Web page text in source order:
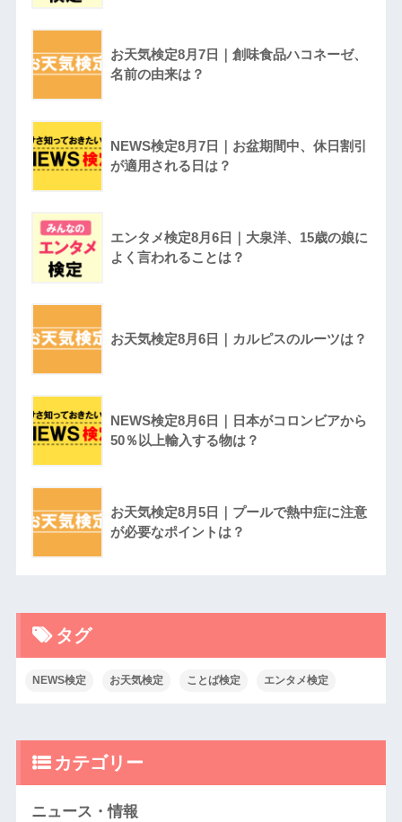
お天気検定8月7日｜創味食品ハコネーゼ、
名前の由来は？
NEWS検定8月7日｜お盆期間中、休日割引
が適用される日は？
エンタメ検定8月6日｜大泉洋、15歳の娘に
よく言われることは？
お天気検定8月6日｜カルピスのルーツは？
NEWS検定8月6日｜日本がコロンビアから
50％以上輸入する物は？
お天気検定8月5日｜プールで熱中症に注意
が必要なポイントは？
タグ
NEWS検定 お天気検定 ことば検定 エンタメ検定
カテゴリー
ニュース・情報